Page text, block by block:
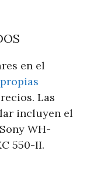
en el
Las
incluyen el
WH-
550-II.